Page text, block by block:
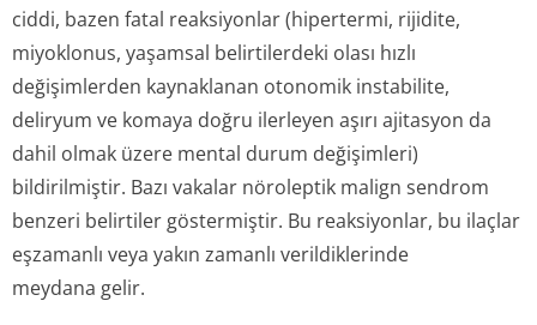
ciddi, bazen fatal reaksiyonlar (hipertermi, rijidite,
miyoklonus, yaşamsal belirtilerdeki olası hızlı
değişimlerden kaynaklanan otonomik instabilite,
deliryum ve komaya doğru ilerleyen aşırı ajitasyon da
dahil olmak üzere mental durum değişimleri)
bildirilmiştir. Bazı vakalar nöroleptik malign sendrom
benzeri belirtiler göstermiştir. Bu reaksiyonlar, bu ilaçlar
eşzamanlı veya yakın zamanlı verildiklerinde
meydana gelir.